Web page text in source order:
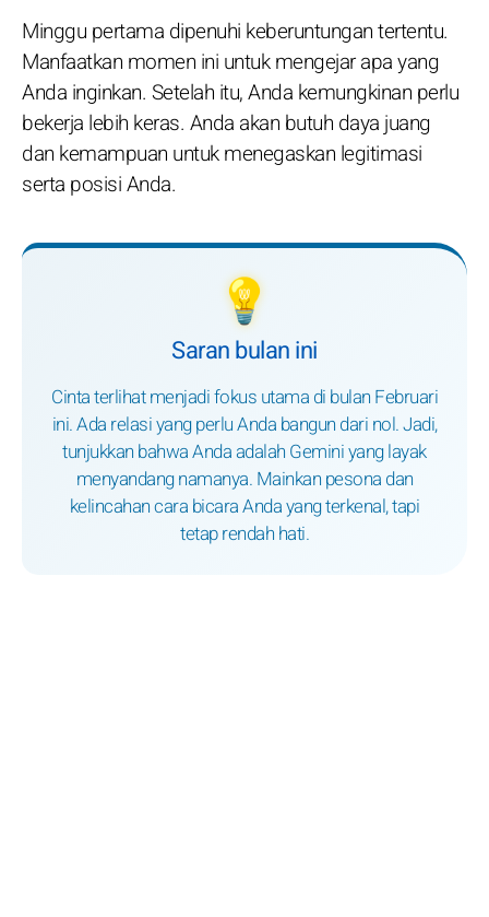
Minggu pertama dipenuhi keberuntungan tertentu.
Manfaatkan momen ini untuk mengejar apa yang
Anda inginkan. Setelah itu, Anda kemungkinan perlu
bekerja lebih keras. Anda akan butuh daya juang
dan kemampuan untuk menegaskan legitimasi
serta posisi Anda.
💡
Saran bulan ini
Cinta terlihat menjadi fokus utama di bulan Februari
ini. Ada relasi yang perlu Anda bangun dari nol. Jadi,
tunjukkan bahwa Anda adalah Gemini yang layak
menyandang namanya. Mainkan pesona dan
kelincahan cara bicara Anda yang terkenal, tapi
tetap rendah hati.